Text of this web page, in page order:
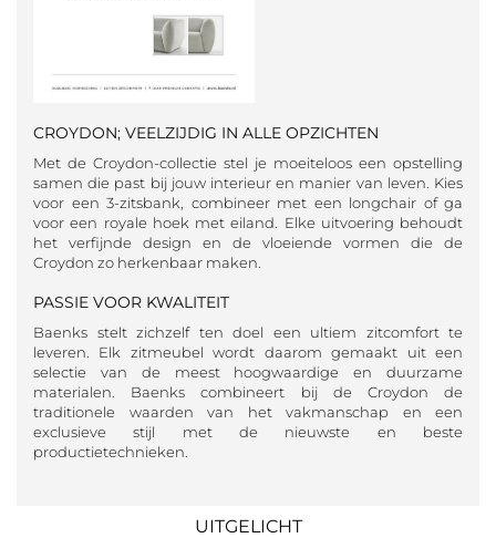
CROYDON; VEELZIJDIG IN ALLE OPZICHTEN
Met de Croydon-collectie stel je moeiteloos een opstelling
samen die past bij jouw interieur en manier van leven. Kies
voor een 3-zitsbank, combineer met een longchair of ga
voor een royale hoek met eiland. Elke uitvoering behoudt
het verfijnde design en de vloeiende vormen die de
Croydon zo herkenbaar maken.
PASSIE VOOR KWALITEIT
Baenks stelt zichzelf ten doel een ultiem zitcomfort te
leveren. Elk zitmeubel wordt daarom gemaakt uit een
selectie van de meest hoogwaardige en duurzame
materialen. Baenks combineert bij de Croydon de
traditionele waarden van het vakmanschap en een
exclusieve stijl met de nieuwste en beste
productietechnieken.
UITGELICHT